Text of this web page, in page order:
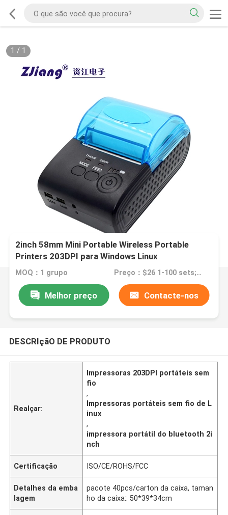
1 / 1
2inch 58mm Mini Portable Wireless Portable
Printers 203DPI para Windows Linux
MOQ：1 grupo Preço：$26 1-100 sets; $25 101-500 sets;$24 501-1000 sets
Melhor preço Contacte-nos
DESCRIçãO DE PRODUTO
Realçar:
Impressoras 203DPI portáteis sem
fio
,
Impressoras portáteis sem fio de L
inux
,
impressora portátil do bluetooth 2i
nch
Certificação ISO/CE/ROHS/FCC
Detalhes da emba
lagem
pacote 40pcs/carton da caixa, taman
ho da caixa:: 50*39*34cm